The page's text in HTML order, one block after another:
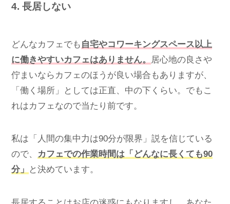
4. 長居しない
どんなカフェでも 自宅やコワーキングスペース以上
に働きやすいカフェはありません。 居心地の良さや
佇まいならカフェのほうが良い場合もありますが、
「働く場所」としては正直、中の下くらい。でもこ
れはカフェなので当たり前です。
私は「人間の集中力は90分が限界」説を信じている
ので、 カフェでの作業時間は「どんなに長くても90
分」
と決めています。